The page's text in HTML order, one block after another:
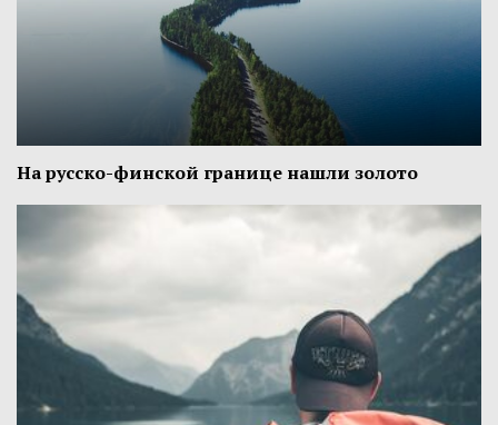
На русско-финской границе нашли золото